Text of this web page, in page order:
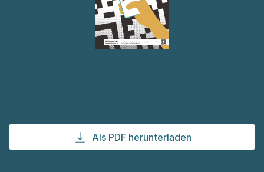
Als PDF herunterladen